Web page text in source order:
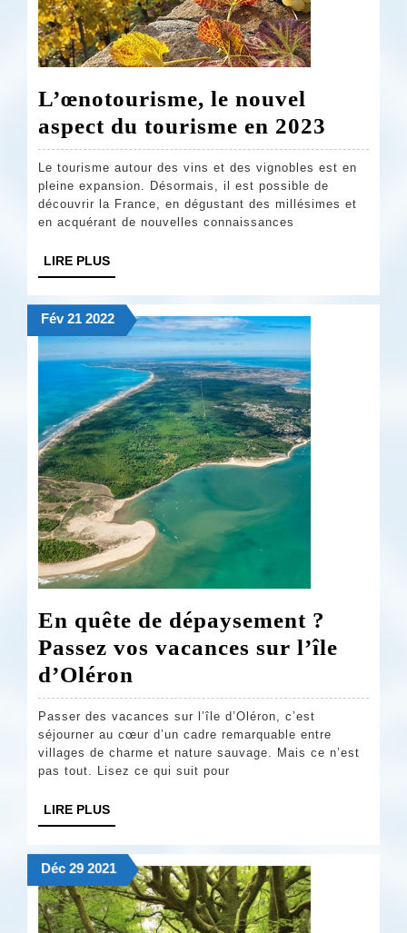
L’œnotourisme, le nouvel
aspect du tourisme en 2023
le
nouvel
aspect
pleine expansion. Désormais, il est possible de
découvrir la France, en dégustant des millésimes et
en acquérant de nouvelles connaissances
LIRE PLUSLIRE
PLUS
Fév21
février
2022
21 21
février
2022
202221
février
2022
En quête de dépaysement ?
Passez vos vacances sur l’île
d’Oléron
quête
de
dépaysement
?
vacances
sur
l’île
Passer des vacances sur l’île d’Oléron, c’est
séjourner au cœur d’un cadre remarquable entre
villages de charme et nature sauvage. Mais ce n’est
pas tout. Lisez ce qui suit pour
LIRE PLUSLIRE
PLUS
Déc29
décembre
2021
2929
décembre
2021
2021
décembre
2021